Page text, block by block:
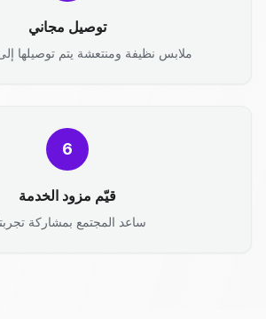
توصيل مجاني
ملابس نظيفة ومنتعشة يتم توصيلها
6
قيّم مزود الخدمة
ساعد المجتمع بمشاركة